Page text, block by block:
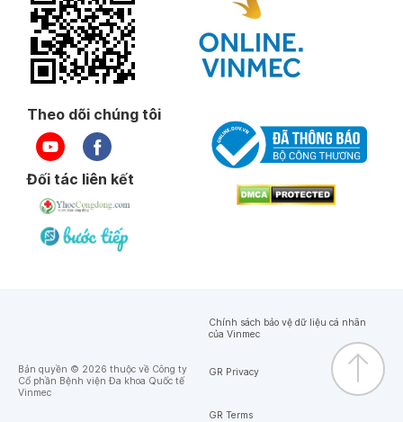
Theo dõi chúng tôi
Đối tác liên kết
Bản quyền © 2026 thuộc về Công ty
Cổ phần Bệnh viện Đa khoa Quốc tế
Vinmec
Chính sách bảo vệ dữ liệu cá nhân
của Vinmec
GR Privacy
GR Terms